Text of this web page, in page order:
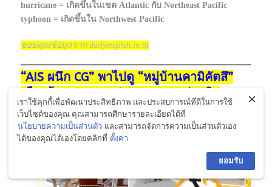
hurricane = เกิดขึ้นในเขต Atlantic กับ Northeast Pacific
typhoon = เกิดขึ้นใน Northwest Pacific
ขอบคุณข้อมูลจาก dailyenglish.in.th
“AIS ผนึก CG” พาไปดู “หมู่บ้านคามิคัตสึ”
เมืองต้นแบบ Zero Waste แดนปลาดิบ
เราใช้คุกกี้เพื่อพัฒนาประสิทธิภาพ และประสบการณ์ที่ดีในการใช้
เว็บไซต์ของคุณ คุณสามารถศึกษารายละเอียดได้ที่
นโยบายความเป็นส่วนตัว และสามารถจัดการความเป็นส่วนตัวเอง
ได้ของคุณได้เองโดยคลิกที่ ตั้งค่า
ยอมรับ